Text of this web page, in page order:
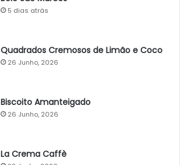
5 dias atrás
Quadrados Cremosos de Limão e Coco
26 Junho, 2026
Biscoito Amanteigado
26 Junho, 2026
La Crema Caffè